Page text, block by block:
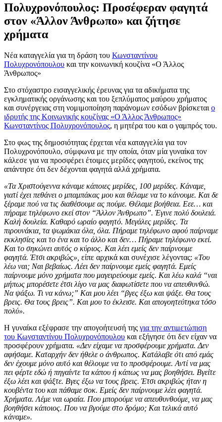
Πολυχρονόπουλος: Προσέφεραν φαγητά
στον «Άλλον Άνθρωπο» και ζήτησε
χρήματα
Νέα καταγγελία για τη δράση του Κωνσταντίνου
Πολυχρονόπουλου και την κοινωνική κουζίνα «Ο Άλλος
Άνθρωπος»
Στο στόχαστρο εισαγγελικής έρευνας για τα αδικήματα της
εγκληματικής οργάνωσης και του ξεπλύματος μαύρου χρήματος
και συνέργειας στη νομιμοποίηση παράνομων εσόδων βρίσκεται ο
ιδρυτής της Κοινωνικής κουζίνας «Ο Άλλος Άνθρωπος»
Κωνσταντίνος Πολυχρονόπουλος, η μητέρα του και ο γαμπρός του.
Στο φως της δημοσιότητας έρχεται νέα καταγγελία για τον
Πολυχρονόπουλο, σύμφωνα με την οποία, όταν μία γυναίκα τον
κάλεσε για να προσφέρει έτοιμες μερίδες φαγητού, εκείνος της
απάντησε ότι δεν δέχονται φαγητά αλλά χρήματα.
«Τα Χριστούγεννα κάναμε κάποιες μερίδες, 100 μερίδες. Κάναμε,
γιατί έχει πεθάνει ο μπαμπάκας μου και θέλαμε να το κάνουμε. Και δε
ξέραμε πού να τις διαθέσουμε ας πούμε. Θέλαμε βοήθεια. Εεε… και
πήραμε τηλέφωνο εκεί στον “Άλλον Άνθρωπο”. Έγινε πολύ δουλειά.
Καλή δουλεία. Καθαρό ωραίο φαγητό. Μεγάλες μερίδες. Τα
πιρουνάκια, τα ψωμάκια όλα, όλα. Πήραμε τηλέφωνο αφού παίρναμε
εκκλησίες και το ένα και το άλλο και δεν… Πήραμε τηλέφωνο εκεί.
Και το σηκώνει αυτός ο κύριος. Και λέει εμείς δεν παίρνουμε
φαγητά. Έτσι ακριβώς», είπε αρχικά και συνέχισε λέγοντας: «Του
λέω ναι; Ναι βεβαίως. Λέει δεν παίρνουμε εμείς φαγητά. Εμείς
παίρνουμε μόνο χρήματα που μαγειρεύουμε εμείς. Και λέω καλά “ναι
μήπως μπορέσετε έτσι λίγο να μας διαφωτίσετε που να απευθυνθώ.
Να ψάξω. Τι να κάνω;” Και μου λέει “βγες έξω και ψάξε. Θα τους
βρεις. Θα τους βρεις”. Και μου το έκλεισε. Και απογοητεύτηκα τόσο
πολύ».
Η γυναίκα εξέφρασε την απογοήτευσή της για την αντιμετώπιση
του Κωνσταντίνου Πολυχρονόπουλου και εξήγησε ότι δεν είχαν να
προσφέρουν χρήματα. «Δεν είχαμε να προσφέρουμε χρήματα. Δεν
αφήσαμε. Καταρχήν δεν ήθελε ο άνθρωπος. Κατάλαβε ότι από εμάς
δεν έχουμε μόνο αυτό και θέλουμε να το προσφέρουμε. Αντί να μας
πει φέρτε εδώ ή πηγαίντε τα κάπου ή κάπως να μας βοηθήσει. Βγείτε
έξω λέει και ψάξτε. Βγες έξω να τους βρεις. Έτσι ακριβώς ήταν η
κουβέντα του και πάθαμε σοκ. Εμείς δεν παίρνουμε λέει φαγητά.
Χρήματα. Λέμε ναι ωραία. Που μπορούμε να απευθυνθούμε, να μας
βοηθήσει κάποιος. Που να βγούμε στο δρόμο; Και τελικά αυτό
κάναμε».